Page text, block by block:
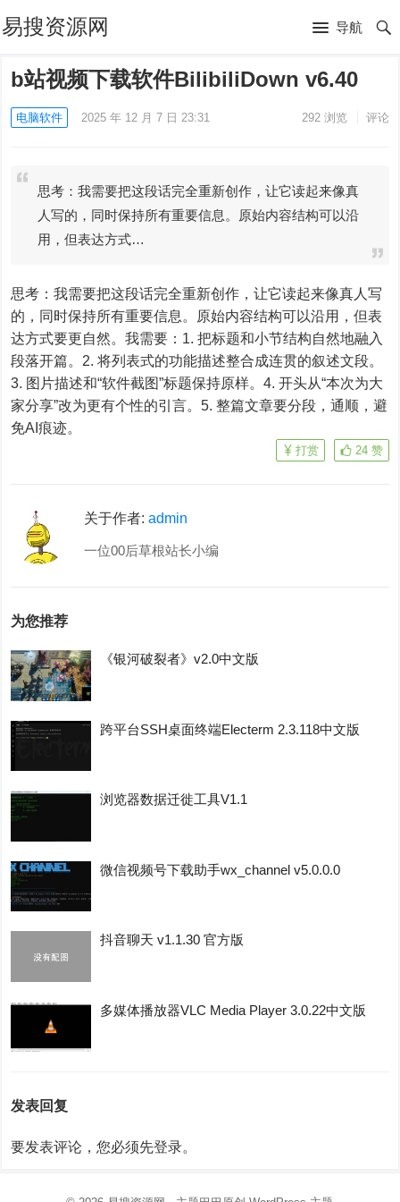
易搜资源网 导航
b站视频下载软件BilibiliDown v6.40
电脑软件 2025 年 12 月 7 日 23:31 292浏览 评论
思考：我需要把这段话完全重新创作，让它读起来像真
人写的，同时保持所有重要信息。原始内容结构可以沿
用，但表达方式…
思考：我需要把这段话完全重新创作，让它读起来像真人写
的，同时保持所有重要信息。原始内容结构可以沿用，但表
达方式要更自然。我需要：1. 把标题和小节结构自然地融入
段落开篇。2. 将列表式的功能描述整合成连贯的叙述文段。
3. 图片描述和“软件截图”标题保持原样。4. 开头从“本次为大
家分享”改为更有个性的引言。5. 整篇文章要分段，通顺，避
免AI痕迹。
24 赞
打赏
关于作者:admin
一位00后草根站长小编
为您推荐
《银河破裂者》v2.0中文版
跨平台SSH桌面终端Electerm 2.3.118中文版
浏览器数据迁徙工具V1.1
微信视频号下载助手wx_channel v5.0.0.0
抖音聊天 v1.1.30 官方版
多媒体播放器VLC Media Player 3.0.22中文版
发表回复
要发表评论，您必须先登录。